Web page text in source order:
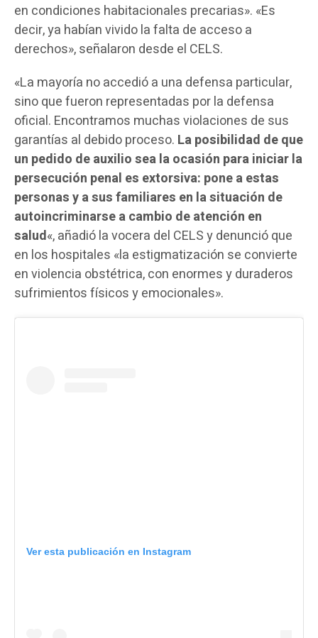
en condiciones habitacionales precarias». «Es
decir, ya habían vivido la falta de acceso a
derechos», señalaron desde el CELS.
«La mayoría no accedió a una defensa particular,
sino que fueron representadas por la defensa
oficial. Encontramos muchas violaciones de sus
garantías al debido proceso. La posibilidad de que
un pedido de auxilio sea la ocasión para iniciar la
persecución penal es extorsiva: pone a estas
personas y a sus familiares en la situación de
autoincriminarse a cambio de atención en
salud«, añadió la vocera del CELS y denunció que
en los hospitales «la estigmatización se convierte
en violencia obstétrica, con enormes y duraderos
sufrimientos físicos y emocionales».
Ver esta publicación en Instagram